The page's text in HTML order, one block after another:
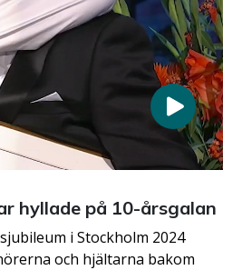
hyllade på 10-årsgalan
i Stockholm 2024
och hjältarna bakom